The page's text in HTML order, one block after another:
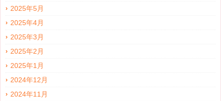
2025年5月
2025年4月
2025年3月
2025年2月
2025年1月
2024年12月
2024年11月